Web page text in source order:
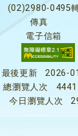
(02)2980-0495
傳真
電子信箱
最後更新
2026-
總瀏覽人次
今日瀏覽人次